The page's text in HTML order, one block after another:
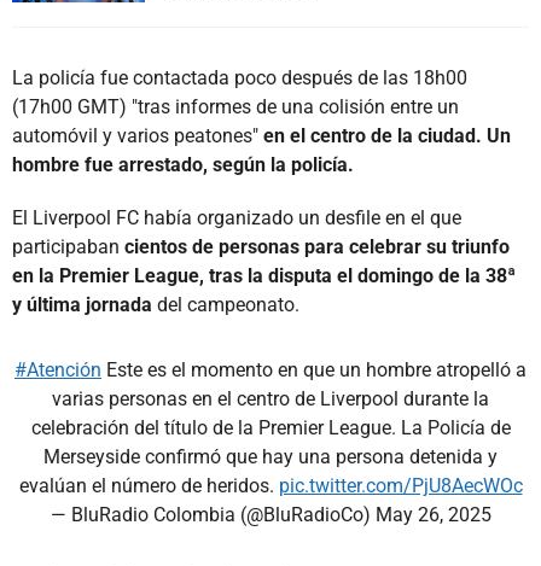
La policía fue contactada poco después de las 18h00
(17h00 GMT) "tras informes de una colisión entre un
automóvil y varios peatones" en el centro de la ciudad. Un
hombre fue arrestado, según la policía.
El Liverpool FC había organizado un desfile en el que
participaban cientos de personas para celebrar su triunfo
en la Premier League, tras la disputa el domingo de la 38ª
y última jornada del campeonato.
#Atención Este es el momento en que un hombre atropelló a
varias personas en el centro de Liverpool durante la
celebración del título de la Premier League. La Policía de
Merseyside confirmó que hay una persona detenida y
evalúan el número de heridos. pic.twitter.com/PjU8AecWOc
— BluRadio Colombia (@BluRadioCo) May 26, 2025